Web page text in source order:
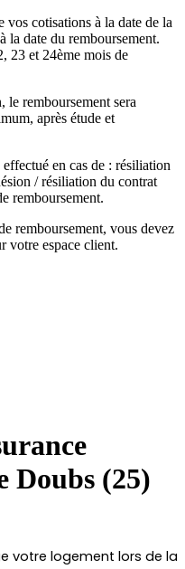
vos cotisations à la date de la
la date du remboursement.
23 et 24ème mois de
le remboursement sera
après étude et
en cas de : résiliation
/ résiliation du contrat
remboursement.
remboursement, vous devez
votre espace client.
Doubs (25)
votre logement lors de la